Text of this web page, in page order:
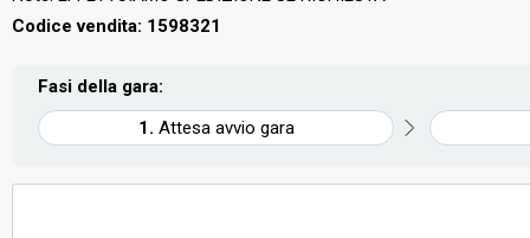
Codice vendita: 1598321
Fasi della gara:
Attesa avvio gara